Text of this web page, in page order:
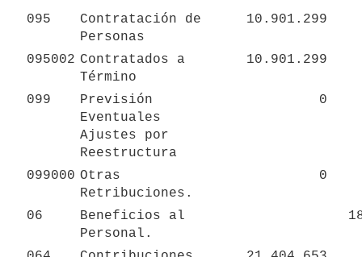
095
Contratación de
Personas
10.901.299
095002 Contratados a
Término
10.901.299
099
Previsión
Eventuales
Ajustes por
Reestructura
0
099000 Otras
Retribuciones.
0
06
Beneficios al
Personal.